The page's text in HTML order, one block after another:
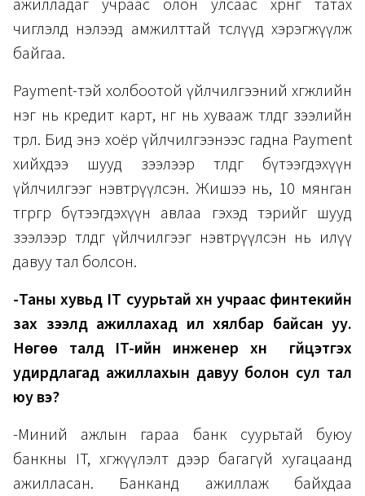
ажилладаг учраас олон улсаас хөрөнгө татах
чиглэлд нэлээд амжилттай төслүүд хэрэгжүүлж
байгаа.
Payment-тэй холбоотой үйлчилгээний хөгжлийн
нэг нь кредит карт, нөгөө нь хувааж төлдөг зээлийн
төрөл. Бид энэ хоёр үйлчилгээнээс гадна Payment
хийхдээ шууд зээлээр төлдөг бүтээгдэхүүн
үйлчилгээг нэвтрүүлсэн. Жишээ нь, 10 мянган
төгрөгөөр бүтээгдэхүүн авлаа гэхэд тэрийг шууд
зээлээр төлдөг үйлчилгээг нэвтрүүлсэн нь илүү
давуу тал болсон.
-Таны хувьд IT суурьтай хүн учраас финтекийн
зах зээлд ажиллахад илүү хялбар байсан уу.
Нөгөө талд IT-ийн инженер хүн гүйцэтгэх
удирдлагад ажиллахын давуу болон сул тал
юу вэ?
-Миний ажлын гараа банк суурьтай буюу
банкны IT, хөгжүүлэлт дээр багагүй хугацаанд
ажилласан. Банканд ажиллаж байхдаа